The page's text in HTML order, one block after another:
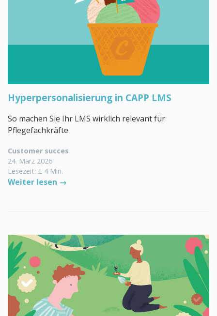
Hyperpersonalisierung in CAPP LMS
So machen Sie Ihr LMS wirklich relevant für
Pflegefachkräfte
Customer succes
24. März 2026
Lesezeit: ± 4 Min.
Weiter lesen →